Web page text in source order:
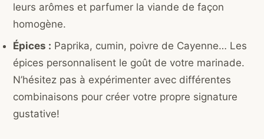
leurs arômes et parfumer la viande de façon
homogène.
Épices : Paprika, cumin, poivre de Cayenne… Les
épices personnalisent le goût de votre marinade.
N’hésitez pas à expérimenter avec différentes
combinaisons pour créer votre propre signature
gustative!